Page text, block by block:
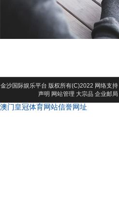
金沙国际娱乐平台 版权所有(C)2022 网络支持
声明 网站管理 大宗品 企业邮局
澳门皇冠体育网站信誉网址